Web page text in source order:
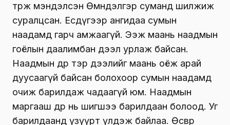
төрж мэндэлсэн Өмнөдэлгэр суманд шилжиж
суралцсан. Есдүгээр ангидаа сумын
наадамд гарч амжаагүй. Ээж маань наадмын
гоёлын даалимбан дээл урлаж байсан.
Наадмын өдөр тэр дээлийг маань оёж арай
дуусаагүй байсан болохоор сумын наадамд
очиж барилдаж чадаагүй юм. Наадмын
маргааш өдөр нь шигшээ барилдаан болоод. Уг
барилдаанд үзүүрт үлдэж байлаа. Өсвөр